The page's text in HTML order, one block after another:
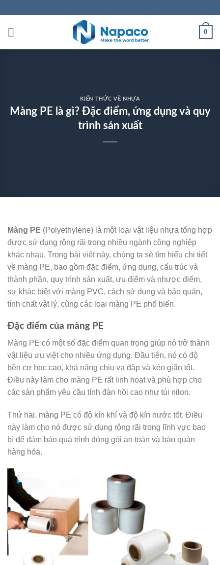
content
0
KIẾN THỨC VỀ NHỰA
Màng PE là gì? Đặc điểm, ứng dụng và quy
trình sản xuất
Màng PE (Polyethylene) là một loại vật liệu nhựa tổng hợp
được sử dụng rộng rãi trong nhiều ngành công nghiệp
khác nhau. Trong bài viết này, chúng ta sẽ tìm hiểu chi tiết
về màng PE, bao gồm đặc điểm, ứng dụng, cấu trúc và
thành phần, quy trình sản xuất, ưu điểm và nhược điểm,
sự khác biệt với màng PVC, cách sử dụng và bảo quản,
tính chất vật lý, cùng các loại màng PE phổ biến.
Đặc điểm của màng PE
Màng PE có một số đặc điểm quan trọng giúp nó trở thành
vật liệu ưu việt cho nhiều ứng dụng. Đầu tiên, nó có độ
bền cơ học cao, khả năng chịu va đập và kéo giãn tốt.
Điều này làm cho màng PE rất linh hoạt và phù hợp cho
các sản phẩm yêu cầu tính đàn hồi cao như túi nilon.
Thứ hai, màng PE có độ kín khí và độ kín nước tốt. Điều
này làm cho nó được sử dụng rộng rãi trong lĩnh vực bao
bì để đảm bảo quá trình đóng gói an toàn và bảo quản
hàng hóa.